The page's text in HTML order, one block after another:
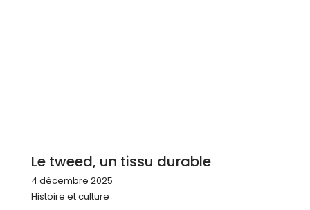
Le tweed, un tissu durable
4 décembre 2025
Histoire et culture